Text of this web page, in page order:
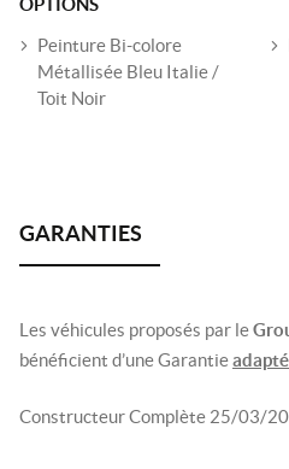
Peinture Bi-colore
Métallisée Bleu Italie /
Toit Noir
Les véhicules proposés par le
bénéficient d’une Garantie
Constructeur Complète 25/03/